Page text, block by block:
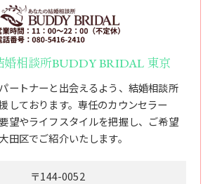
婚相談所BUDDY BRIDAL 東京
ートナーと出会えるよう、結婚相談所
しております。専任のカウンセラー
望やライフスタイルを把握し、ご希望
田区でご紹介いたします。
〒144-0052